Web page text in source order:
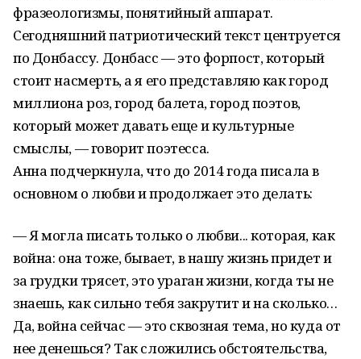
фразеологизмы, понятийный аппарат.
Сегодняшний патриотический текст центруется
по Донбассу. Донбасс — это форпост, который
стоит насмерть, а я его представляю как город
миллиона роз, город балета, город поэтов,
который может давать еще и культурные
смыслы, — говорит поэтесса.
Анна подчеркнула, что до 2014 года писала в
основном о любви и продолжает это делать:
— Я могла писать только о любви... которая, как
война: она тоже, бывает, в нашу жизнь придет и
за грудки трясет, это ураган жизни, когда ты не
знаешь, как сильно тебя закрутит и на сколько…
Да, война сейчас — это сквозная тема, но куда от
нее денешься? Так сложились обстоятельства,